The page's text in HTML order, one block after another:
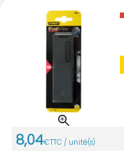
8,04€TTC / unité(s)